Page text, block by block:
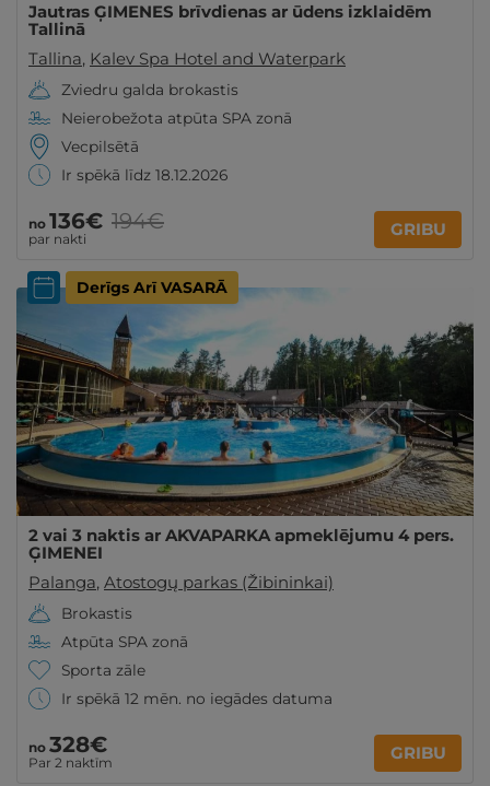
Jautras ĢIMENES brīvdienas ar ūdens izklaidēm
Tallinā
Tallina, Kalev Spa Hotel and Waterpark
Zviedru galda brokastis
Neierobežota atpūta SPA zonā
Vecpilsētā
Ir spēkā līdz 18.12.2026
no 136€
par nakti
194€ GRIBU
Derīgs Arī VASARĀ
2 vai 3 naktis ar AKVAPARKA apmeklējumu 4 pers.
ĢIMENEI
Palanga, Atostogų parkas (Žibininkai)
Brokastis
Atpūta SPA zonā
Sporta zāle
Ir spēkā 12 mēn. no iegādes datuma
no 328€
Par 2 naktīm GRIBU